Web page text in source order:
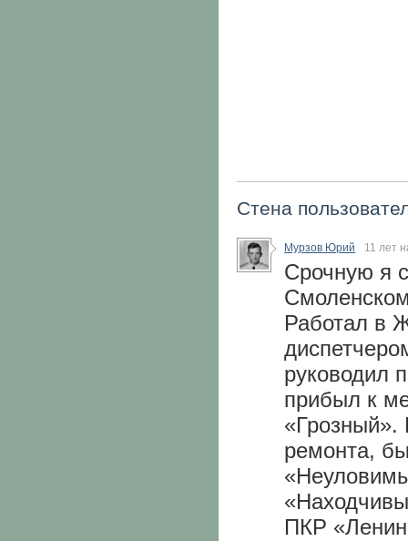
Стена
Мурзов Юрий 11 лет
Срочную я
Работал в
руководил
прибыл к
«Грозный».
ремонта,
ПКР